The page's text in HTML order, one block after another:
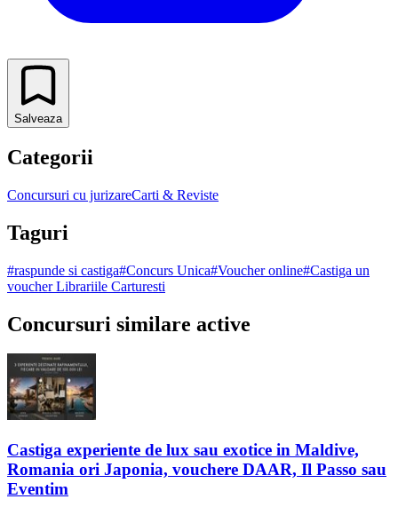
Salveaza
Categorii
Concursuri cu jurizareCarti & Reviste
Taguri
#raspunde si castiga#Concurs Unica#Voucher online#Castiga un
voucher Librariile Carturesti
Concursuri similare active
Castiga experiente de lux sau exotice in Maldive,
Romania ori Japonia, vouchere DAAR, Il Passo sau
Eventim